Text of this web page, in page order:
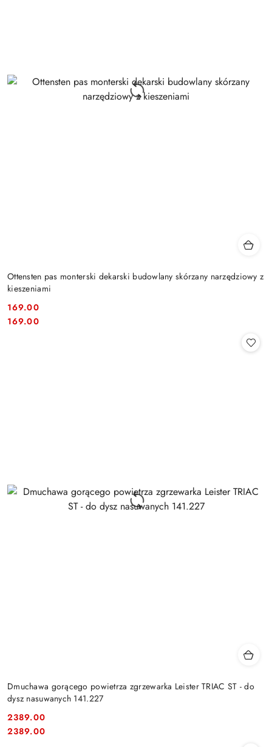
Ottensten pas monterski dekarski budowlany skórzany narzędziowy z
kieszeniami
Cena:
169.00
Cena:
169.00
Dmuchawa gorącego powietrza zgrzewarka Leister TRIAC ST - do
dysz nasuwanych 141.227
Cena:
2389.00
Cena:
2389.00